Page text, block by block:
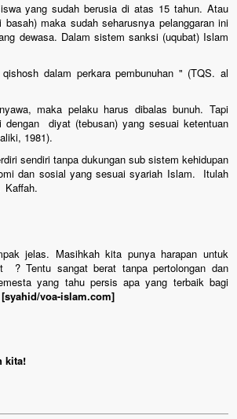
yang sudah berusia di atas 15 tahun. Atau
maka sudah seharusnya pelanggaran ini
dewasa. Dalam sistem sanksi (uqubat) Islam
dalam perkara pembunuhan " (TQS. al
maka pelaku harus dibalas bunuh. Tapi
diyat (tebusan) yang sesuai ketentuan
1981).
sendiri tanpa dukungan sub sistem kehidupan
dan sosial yang sesuai syariah Islam. Itulah
Kaffah.
jelas. Masihkah kita punya harapan untuk
? Tentu sangat berat tanpa pertolongan dan
yang tahu persis apa yang terbaik bagi
[syahid/voa-islam.com]
kita!